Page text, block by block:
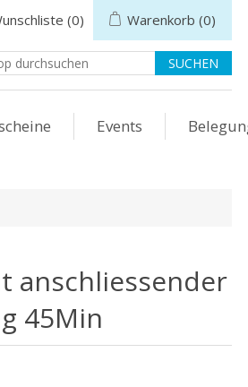
(0) Warenkorb (0)
Events
anschliessender
45Min